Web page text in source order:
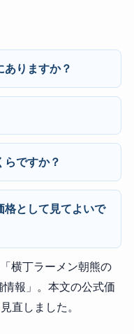
りますか？
ですか？
格として見てよいで
横丁ラーメン朝熊の
報」。本文の公式価
直しました。